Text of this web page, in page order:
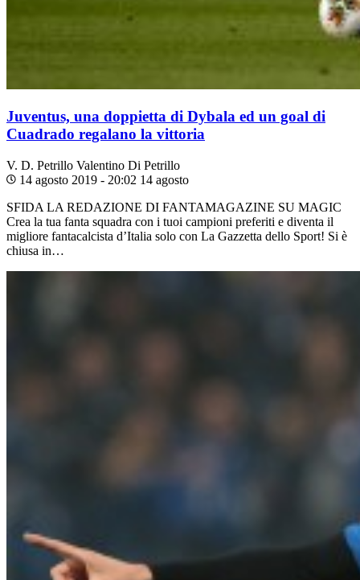
Juventus, una doppietta di Dybala ed un goal di
Cuadrado regalano la vittoria
V. D. Petrillo Valentino Di Petrillo
14 agosto 2019 - 20:02 14 agosto
SFIDA LA REDAZIONE DI FANTAMAGAZINE SU MAGIC
Crea la tua fanta squadra con i tuoi campioni preferiti e diventa il
migliore fantacalcista d’Italia solo con La Gazzetta dello Sport! Si è
chiusa in…